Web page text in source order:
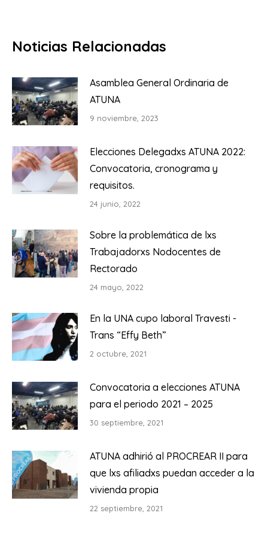
Noticias Relacionadas
Asamblea General Ordinaria de
ATUNA
9 noviembre, 2023
Elecciones Delegadxs ATUNA 2022:
Convocatoria, cronograma y
requisitos.
24 junio, 2022
Sobre la problemática de lxs
Trabajadorxs Nodocentes de
Rectorado
24 mayo, 2022
En la UNA cupo laboral Travesti -
Trans “Effy Beth”
2 octubre, 2021
Convocatoria a elecciones ATUNA
para el periodo 2021 – 2025
30 septiembre, 2021
ATUNA adhirió al PROCREAR II para
que lxs afiliadxs puedan acceder a la
vivienda propia
22 septiembre, 2021